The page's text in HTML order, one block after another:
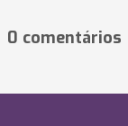
0 comentários